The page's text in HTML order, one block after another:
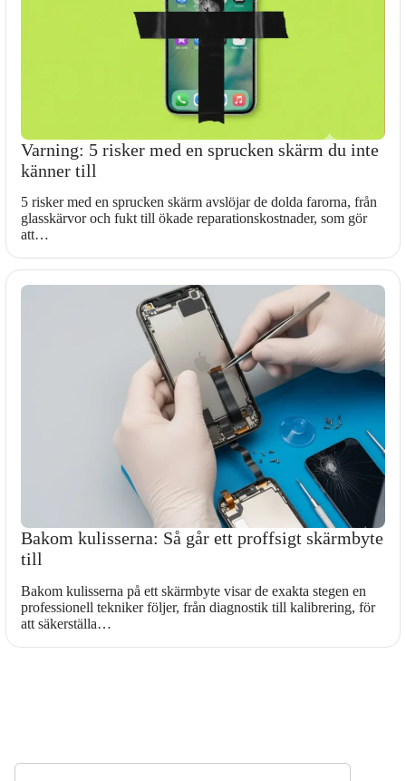
Varning: 5 risker med en sprucken skärm du inte
känner till
5 risker med en sprucken skärm avslöjar de dolda farorna, från
glasskärvor och fukt till ökade reparationskostnader, som gör
att…
Bakom kulisserna: Så går ett proffsigt skärmbyte
till
Bakom kulisserna på ett skärmbyte visar de exakta stegen en
professionell tekniker följer, från diagnostik till kalibrering, för
att säkerställa…